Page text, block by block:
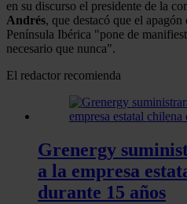
en su discurso el presidente de la
Andrés, que destacó que el
Península Ibérica "pone de
necesario que nunca".
El redactor recomienda
Grenergy
a la empresa
durante 15 años